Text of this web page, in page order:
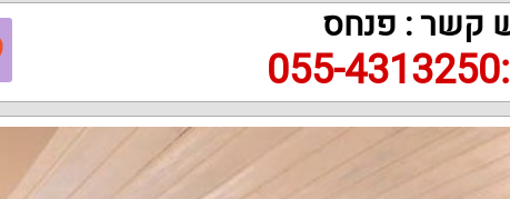
קשר : פנחס